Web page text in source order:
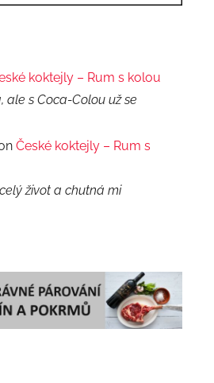
koktejly – Rum s kolou
ale s Coca-Colou už se
České koktejly – Rum s
život a chutná mi